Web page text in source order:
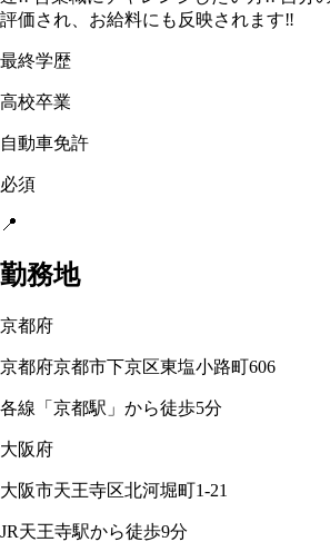
評価され、お給料にも反映されます‼
最終学歴
高校卒業
自動車免許
必須
📍
勤務地
京都府
京都府京都市下京区東塩小路町606
各線「京都駅」から徒歩5分
大阪府
大阪市天王寺区北河堀町1-21
JR天王寺駅から徒歩9分